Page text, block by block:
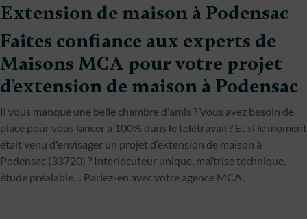
Extension de maison à Podensac
Faites confiance aux experts de
Maisons MCA pour votre projet
d’extension de maison à Podensac
Il vous manque une belle chambre d'amis ? Vous avez besoin de
place pour vous lancer à 100% dans le télétravail ? Et si le moment
était venu d'envisager un projet d’extension de maison à
Podensac (33720) ? Interlocuteur unique, maîtrise technique,
étude préalable… Parlez-en avec votre agence MCA.